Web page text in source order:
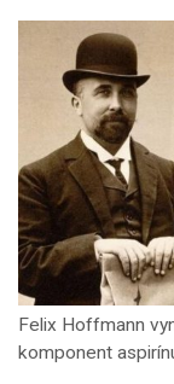
Felix Hoffmann
komponent